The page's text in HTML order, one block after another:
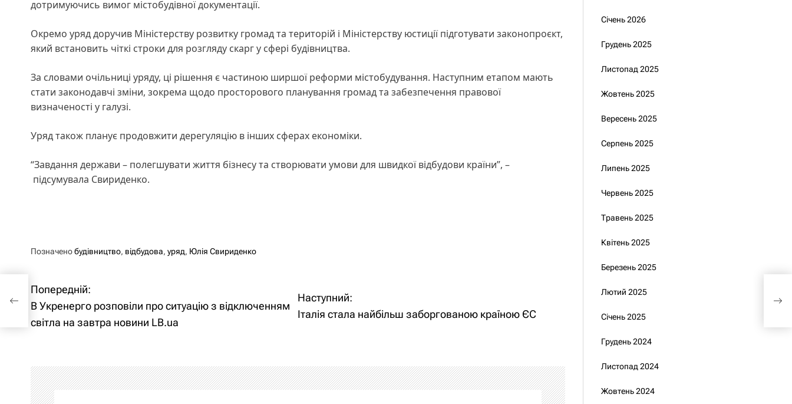
дотримуючись вимог містобудівної документації.
Окремо уряд доручив Міністерству розвитку громад та територій і Міністерству юстиції підготувати законопроєкт,
який встановить чіткі строки для розгляду скарг у сфері будівництва.
За словами очільниці уряду, ці рішення є частиною ширшої реформи містобудування. Наступним етапом мають
стати законодавчі зміни, зокрема щодо просторового планування громад та забезпечення правової
визначеності у галузі.
Уряд також планує продовжити дерегуляцію в інших сферах економіки.
“Завдання держави – полегшувати життя бізнесу та створювати умови для швидкої відбудови країни”, –
підсумувала Свириденко.
Позначенобудівництво, відбудова, уряд, Юлія Свириденко
Н
а
і
г
Попередній:
В Укренерго розповіли про ситуацію з відключенням
світла на завтра новини LB.ua
Наступний:
Італія стала найбільш заборгованою країною ЄС
Січень 2026
Грудень 2025
Листопад 2025
Жовтень 2025
Вересень 2025
Серпень 2025
Липень 2025
Червень 2025
Травень 2025
Квітень 2025
Березень 2025
Лютий 2025
Січень 2025
Грудень 2024
Листопад 2024
Жовтень 2024